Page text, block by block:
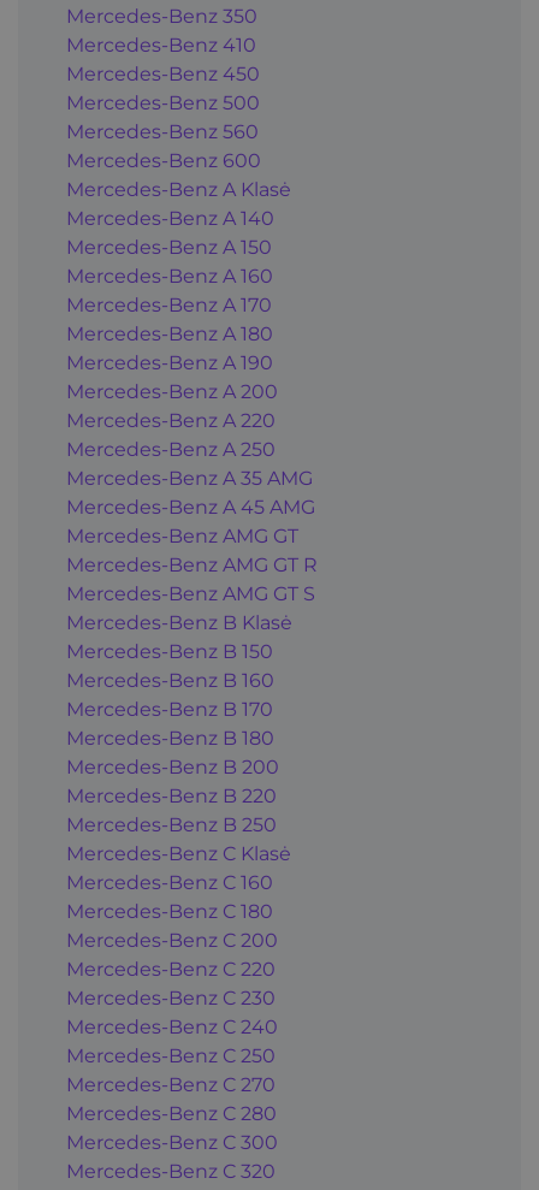
Mercedes-Benz 350
Mercedes-Benz 410
Mercedes-Benz 450
Mercedes-Benz 500
Mercedes-Benz 560
Mercedes-Benz 600
Mercedes-Benz A Klasė
Mercedes-Benz A 140
Mercedes-Benz A 150
Mercedes-Benz A 160
Mercedes-Benz A 170
Mercedes-Benz A 180
Mercedes-Benz A 190
Mercedes-Benz A 200
Mercedes-Benz A 220
Mercedes-Benz A 250
Mercedes-Benz A 35 AMG
Mercedes-Benz A 45 AMG
Mercedes-Benz AMG GT
Mercedes-Benz AMG GT R
Mercedes-Benz AMG GT S
Mercedes-Benz B Klasė
Mercedes-Benz B 150
Mercedes-Benz B 160
Mercedes-Benz B 170
Mercedes-Benz B 180
Mercedes-Benz B 200
Mercedes-Benz B 220
Mercedes-Benz B 250
Mercedes-Benz C Klasė
Mercedes-Benz C 160
Mercedes-Benz C 180
Mercedes-Benz C 200
Mercedes-Benz C 220
Mercedes-Benz C 230
Mercedes-Benz C 240
Mercedes-Benz C 250
Mercedes-Benz C 270
Mercedes-Benz C 280
Mercedes-Benz C 300
Mercedes-Benz C 320